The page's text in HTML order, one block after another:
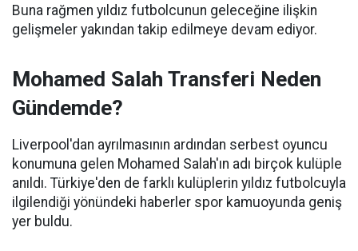
Buna rağmen yıldız futbolcunun geleceğine ilişkin
gelişmeler yakından takip edilmeye devam ediyor.
Mohamed Salah Transferi Neden
Gündemde?
Liverpool'dan ayrılmasının ardından serbest oyuncu
konumuna gelen Mohamed Salah'ın adı birçok kulüple
anıldı. Türkiye'den de farklı kulüplerin yıldız futbolcuyla
ilgilendiği yönündeki haberler spor kamuoyunda geniş
yer buldu.